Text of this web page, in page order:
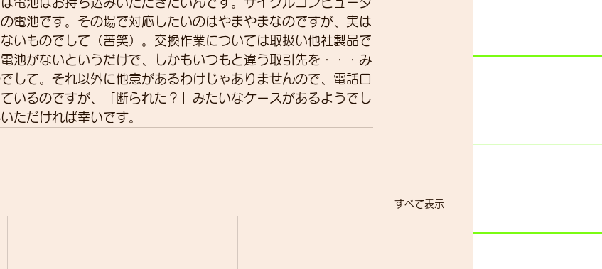
電池です。その場で対応したいのはやまやまなのですが、実は
いものでして（苦笑）。交換作業については取扱い他社製品で
池がないというだけで、しかもいつもと違う取引先を・・・み
して。それ以外に他意があるわけじゃありませんので、電話口
いるのですが、「断られた？」みたいなケースがあるようでし
ただければ幸いです。
すべて表示